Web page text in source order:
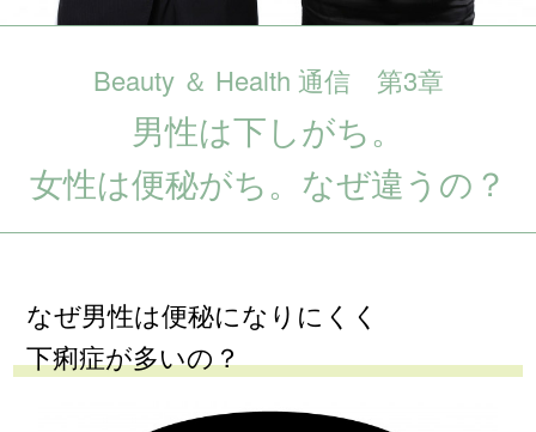
Beauty ＆ Health 通信 第3章
男性は下しがち。
女性は便秘がち。なぜ違うの？
なぜ男性は便秘になりにくく
下痢症が多いの？